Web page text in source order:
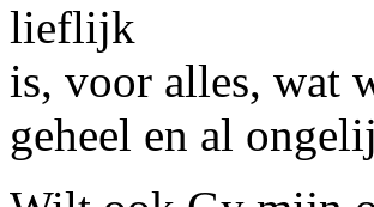
lieflijk
is, voor alles, wat
geheel en al